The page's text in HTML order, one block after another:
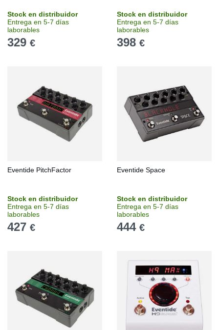
Stock en distribuidor
Entrega en 5-7 días
laborables
329 €
Stock en distribuidor
Entrega en 5-7 días
laborables
398 €
Eventide PitchFactor
Stock en distribuidor
Entrega en 5-7 días
laborables
427 €
Eventide Space
Stock en distribuidor
Entrega en 5-7 días
laborables
444 €